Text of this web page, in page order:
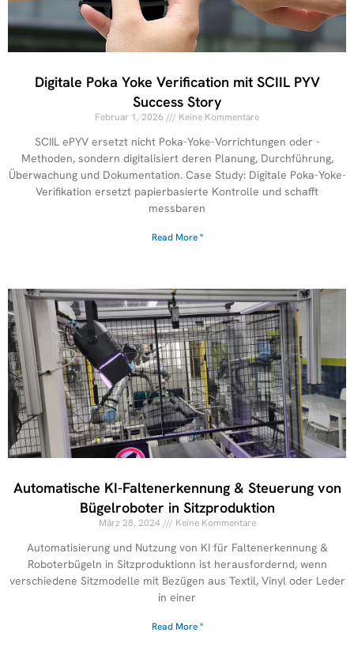
Digitale Poka Yoke Verification mit SCIIL PYV
Success Story
Februar 1, 2026 Keine Kommentare
SCIIL ePYV ersetzt nicht Poka-Yoke-Vorrichtungen oder -
Methoden, sondern digitalisiert deren Planung, Durchführung,
Überwachung und Dokumentation. Case Study: Digitale Poka-Yoke-
Verifikation ersetzt papierbasierte Kontrolle und schafft
messbaren
Read More "
Automatische KI-Faltenerkennung & Steuerung von
Bügelroboter in Sitzproduktion
März 28, 2024 Keine Kommentare
Automatisierung und Nutzung von KI für Faltenerkennung &
Roboterbügeln in Sitzproduktionn ist herausfordernd, wenn
verschiedene Sitzmodelle mit Bezügen aus Textil, Vinyl oder Leder
in einer
Read More "